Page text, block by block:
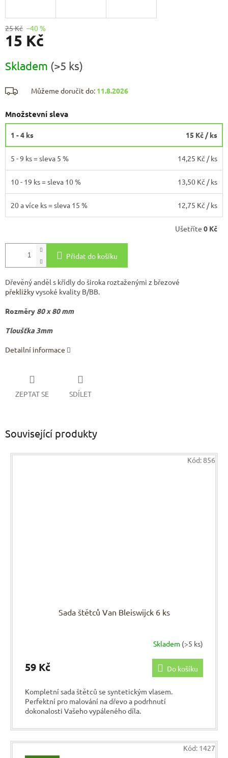
25 Kč –40 %
15 Kč
cena:
Skladem (>5 ks)
Můžeme doručit do: 11.8.2026
Množstevní sleva
1 - 4 ks 15 Kč / ks
5 - 9 ks = sleva 5 % 14,25 Kč / ks
10 - 19 ks = sleva 10 % 13,50 Kč / ks
20 a více ks = sleva 15 % 12,75 Kč / ks
Ušetříte 0 Kč
Přidat do košíku
Dřevěný anděl s křídly do široka roztaženými z březové
překližkyvysoké kvality B/BB.
Rozměry 80 x 80 mm
Tloušťka 3mm
Detailní informace
ZEPTAT SE SDÍLET
Související produkty
Sada štětců Van Bleiswijck 6 ks
Skladem (>5 ks)
59 Kč Do košíku
Kompletní sada štětců se syntetickým vlasem.
Perfektní pro malování na dřevo a podrhnutí
dokonalosti Vašeho vypáleného díla.
Kód:856
Kód: 1427